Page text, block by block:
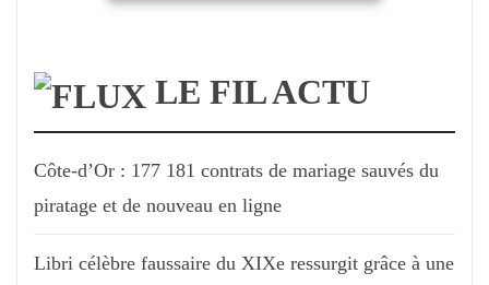
LE FIL ACTU
Côte-d’Or : 177 181 contrats de mariage sauvés du
piratage et de nouveau en ligne
Libri célèbre faussaire du XIXe ressurgit grâce à une